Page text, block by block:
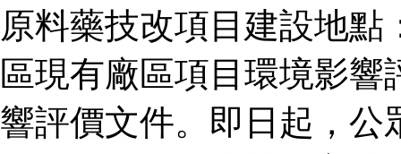
原料藥技改項目建設地
區現有廠區項目環境影
響評價文件。即日起，公